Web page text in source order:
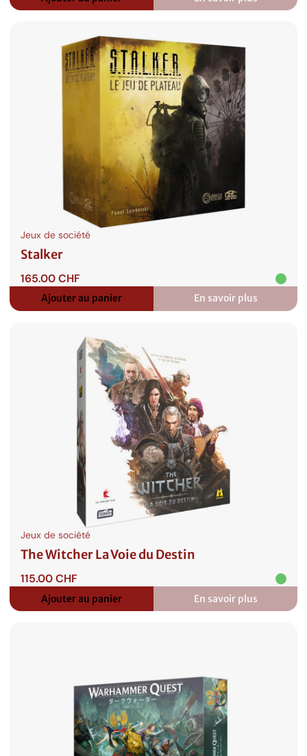
:
Frostpunk
Jeu
de
Plateau
Jeux de société
Stalker
165.00CHF
Ajouter au panier En savoir plus
:
Stalker
Jeux de société
The Witcher La Voie du Destin
115.00CHF
Ajouter au panier En savoir plus
:
The